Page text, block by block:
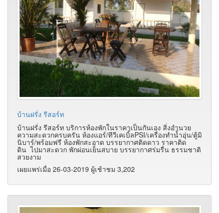
บ้านฝรั่ง รีสอร์ท
บ้านฝรั่ง รีสอร์ท บริการห้องพักในราคาเป็นกันเอง สิ่งอำนวย
ความสะดวกครบครัน ห้องแอร์/ทีวีเคเบิ้ลPSI/เครื่องทำน้ำอุ่น/ตู้มิ
นิบาร์/พร้อมฟรี ห้องพักสะอาด บรรยากาศติดดาว ราคาติด
ดิน ไปมาสะดวก พักผ่อนเย็นสบาย บรรยากาศร่มรื่น ธรรมชาติ
สวยงาม
เผยแพร่เมื่อ 26-03-2019 ผู้เช้าชม 3,202